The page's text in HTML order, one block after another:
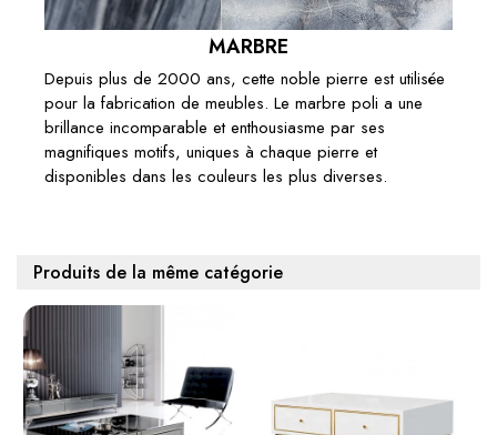
MARBRE
Depuis plus de 2000 ans, cette noble pierre est utilisée
pour la fabrication de meubles. Le marbre poli a une
brillance incomparable et enthousiasme par ses
magnifiques motifs, uniques à chaque pierre et
disponibles dans les couleurs les plus diverses.
Produits de la même catégorie